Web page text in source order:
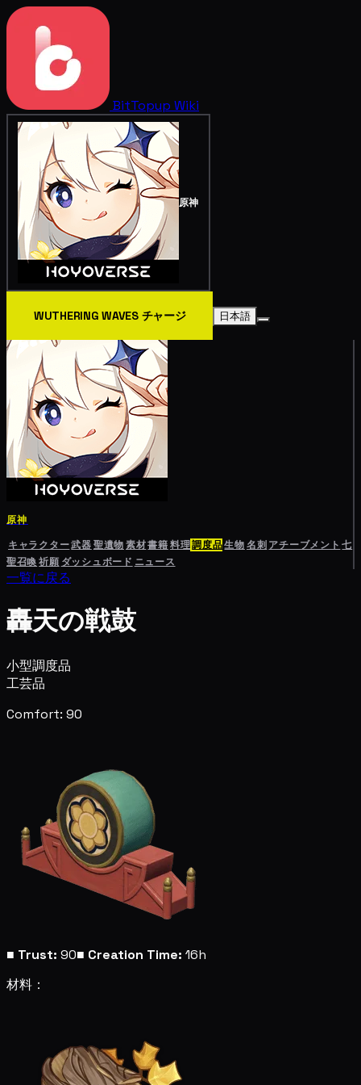
BitTopup Wiki
原神
WUTHERING WAVES チャージ 日本語
原神
キャラクター武器聖遺物素材書籍料理調度品生物名刺 アチーブメント 七
聖召喚祈願 ダッシュボード ニュース
一覧に戻る
轟天の戦鼓
小型調度品
工芸品
Comfort: 90
■ Trust: 90■ Creation Time: 16h
材料：